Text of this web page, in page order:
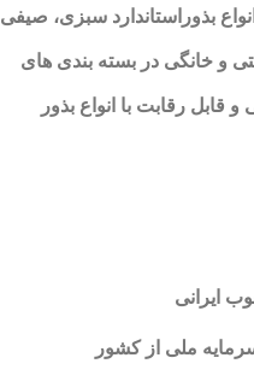
بذوراستاندارد سبزی، صیفی
و خانگی در بسته بندی های
قابل رقابت با انواع بذور
ایرانی
ملی از کشور